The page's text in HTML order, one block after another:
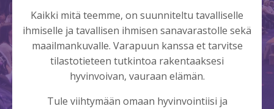
Kaikki mitä teemme, on suunniteltu tavalliselle
ihmiselle ja tavallisen ihmisen sanavarastolle sekä
maailmankuvalle. Varapuun kanssa et tarvitse
tilastotieteen tutkintoa rakentaaksesi
hyvinvoivan, vauraan elämän.
Tule viihtymään omaan hyvinvointiisi ja